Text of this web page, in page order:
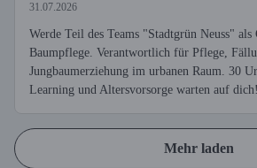
31.07.2026
Werde Teil des Teams "Stadtgrün Neuss"
Baumpflege. Verantwortlich für Pflege,
Jungbaumerziehung im urbanen Raum. 30
Learning und Altersvorsorge warten auf dich!
Mehr laden